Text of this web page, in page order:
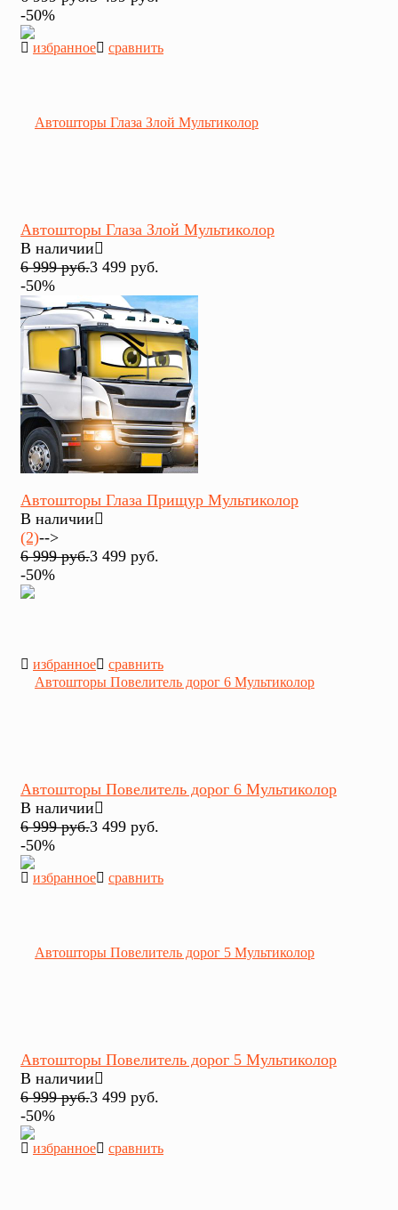
избранное сравнить
-50%
избранное сравнить
Автошторы Глаза Злой Мультиколор
В наличии
6 999 руб.3 499 руб.
-50%
избранное сравнить
Автошторы Глаза Прищур Мультиколор
В наличии
(2)-->
6 999 руб.3 499 руб.
-50%
избранное сравнить
Автошторы Повелитель дорог 6 Мультиколор
В наличии
6 999 руб.3 499 руб.
-50%
избранное сравнить
Автошторы Повелитель дорог 5 Мультиколор
В наличии
6 999 руб.3 499 руб.
-50%